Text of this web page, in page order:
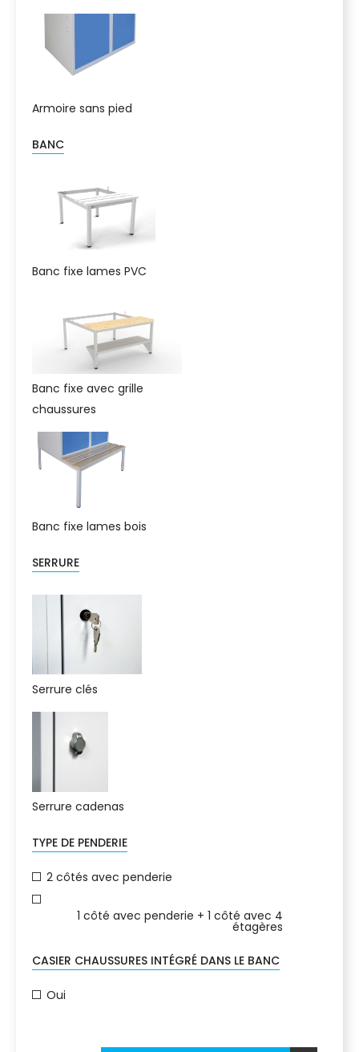
Armoire sans pied
BANC
Banc fixe lames PVC
Banc fixe avec grille
chaussures
Banc fixe lames bois
SERRURE
Serrure clés
Serrure cadenas
TYPE DE PENDERIE
2 côtés avec penderie
1 côté avec penderie + 1 côté avec 4
étagères
CASIER CHAUSSURES INTÉGRÉ DANS LE BANC
Oui